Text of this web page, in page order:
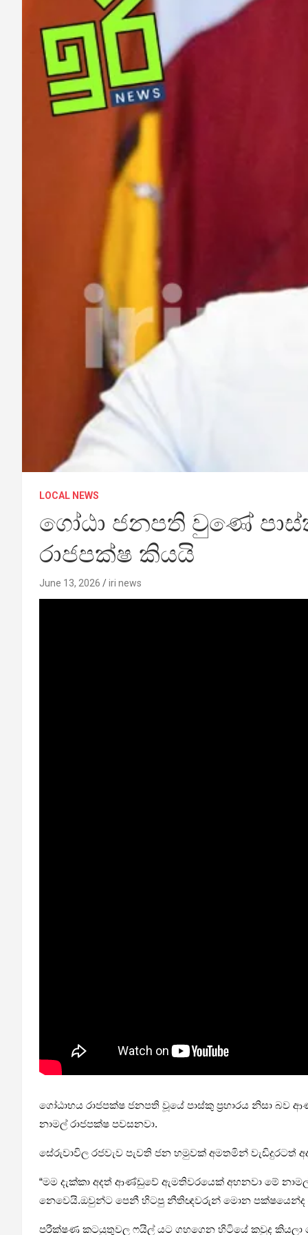
LOCAL NEWS
ගෝඨා ජනපති වුණේ
රාජපක්ෂ කියයි
June 13, 2026 iri news
ගෝඨාභය රාජපක්ෂ ජනපති වූයේ පාස්කු ප්‍රහාරය නිසා
නාමල් රාජපක්ෂ පවසනවා.
සේරුවාවිල රජවැව පැවති ජන හමුවක් අමතමින් වැඩිදුරටත්
“මම දැක්කා අදත් ආණ්ඩුවේ ඇමතිවරයෙක් අහනවා මේ
නෙවෙයි.ඔවුන්ට පෙනී හිටපු නීතිඥවරුන් මොන පක්ෂයෙන්ද
පරීක්ෂණ කටයුතුවල ෆයිල් යට ගහගෙන හිටියේ කවුද